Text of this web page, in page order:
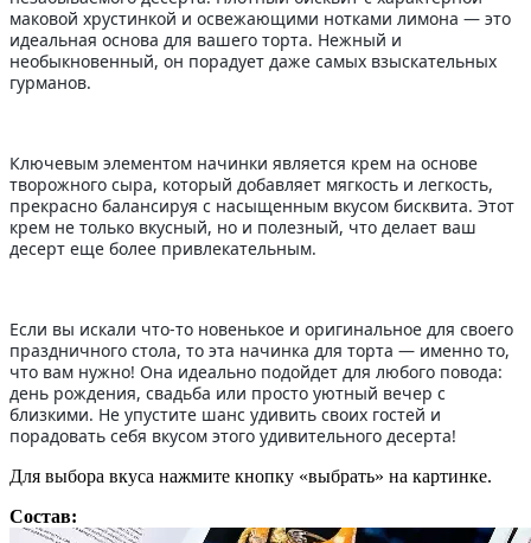
маковой хрустинкой и освежающими нотками лимона — это
идеальная основа для вашего торта. Нежный и
необыкновенный, он порадует даже самых взыскательных
гурманов.
Ключевым элементом начинки является крем на основе
творожного сыра, который добавляет мягкость и легкость,
прекрасно балансируя с насыщенным вкусом бисквита. Этот
крем не только вкусный, но и полезный, что делает ваш
десерт еще более привлекательным.
Если вы искали что-то новенькое и оригинальное для своего
праздничного стола, то эта начинка для торта — именно то,
что вам нужно! Она идеально подойдет для любого повода:
день рождения, свадьба или просто уютный вечер с
близкими. Не упустите шанс удивить своих гостей и
порадовать себя вкусом этого удивительного десерта!
Для выбора вкуса нажмите кнопку «выбрать» на картинке.
Состав: